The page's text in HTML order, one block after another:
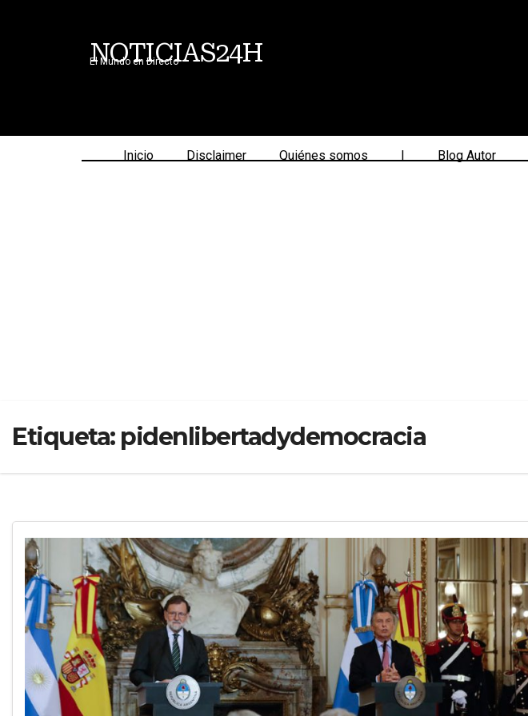
NOTICIAS24H
El Mundo en Directo
Inicio Disclaimer Quiénes somos | Blog Autor
Etiqueta: pidenlibertadydemocracia